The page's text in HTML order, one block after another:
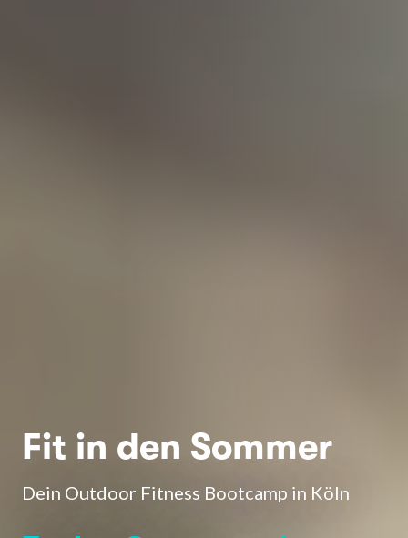
Fit in den Sommer
Dein Outdoor Fitness Bootcamp in Köln